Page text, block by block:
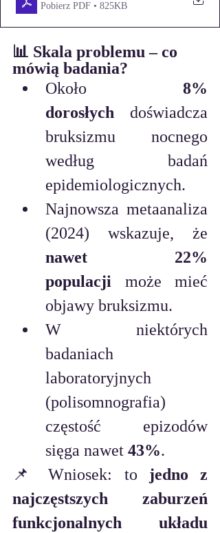
Pobierz PDF • 825KB
📊 Skala problemu – co
mówią badania?
Około 8%
dorosłych doświadcza
bruksizmu nocnego
według badań
epidemiologicznych.
Najnowsza metaanaliza
nawet 22%
populacji może mieć
objawy bruksizmu.
W niektórych
badaniach
laboratoryjnych
(polisomnografia)
częstość epizodów
sięga nawet 43%.
📌 Wniosek: to jedno z
najczęstszych zaburzeń
funkcjonalnych układu